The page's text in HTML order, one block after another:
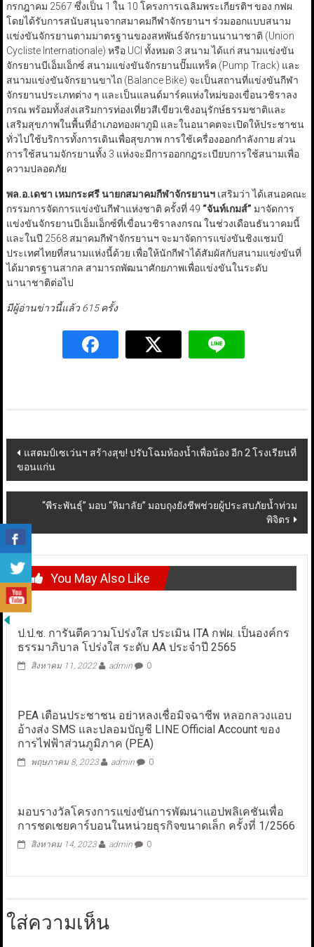
กรกฎาคม 2567 ซึ่งเป็น 1 ใน 10 โครงการเฉลิมพระเกียรติฯ ของ กฟผ.
โดยได้รับการสนับสนุนจากสมาคมกีฬาจักรยานฯ ร่วมออกแบบสนาม
แข่งขันจักรยานตามมาตรฐานของสหพันธ์จักรยานนานาชาติ (Union
Cycliste Internationale) หรือ UCI ทั้งหมด 3 สนาม ได้แก่ สนามแข่งขัน
จักรยานบีเอ็มเอ็กซ์ สนามแข่งขันจักรยานปั๊มแทร็ค (Pump Track) และ
สนามแข่งขันจักรยานขาไถ (Balance Bike) จะเป็นสถานที่แข่งขันกีฬา
จักรยานประเภทต่าง ๆ และเป็นแลนด์มาร์คแห่งใหม่ของเขื่อนวชิราลง
กรณ พร้อมทั้งส่งเสริมการท่องเที่ยวสีเขียวเชิงอนุรักษ์ธรรมชาติและ
เสริมสุขภาพในพื้นที่อำเภอทองผาภูมิ และในอนาคตจะเปิดให้ประชาชน
ทั่วไปใช้บริการทั้งการเดินเพื่อสุขภาพ การใช้เครื่องออกกำลังกาย ส่วน
การใช้สนามจักรยานทั้ง 3 แห่งจะมีการออกกฎระเบียบการใช้สนามเพื่อ
ความปลอดภัย
พล.อ.เดชา เหมกระศรี นายกสมาคมกีฬาจักรยานฯเสริมว่า ได้เสนอคณะ
กรรมการจัดการแข่งขันกีฬาแห่งชาติ ครั้งที่ 49 “จันท์เกมส์” มาจัดการ
แข่งขันจักรยานบีเอ็มเอ็กซ์ที่เขื่อนวชิราลงกรณ ในช่วงเดือนธันวาคมนี้
และในปี 2568 สมาคมกีฬาจักรยานฯ จะมาจัดการแข่งขันชิงแชมป์
ประเทศไทยที่สนามแห่งนี้ด้วย เพื่อให้นักกีฬาได้สัมผัสกับสนามแข่งขันที่
ได้มาตรฐานสากล สามารถพัฒนาศักยภาพเพื่อแข่งขันในระดับ
นานาชาติต่อไป
มีผู้อ่านข่าวนี้แล้ว 615 ครั้ง
Post
navigation
แสตมป์เซเว่นฯ สร้างสุข! ปรับโฉมห้องน้ำเพื่อน้อง อีก 2 โรงเรียนที่
ขอนแก่น
“พีระพันธุ์” มอบ “หิมาลัย” มอบถุงยังชีพช่วยผู้ประสบภัยน้ำท่วม
พิจิตร
You May Also Like
ป.ป.ช. การันตีความโปร่งใส ประเมิน ITA กฟผ. เป็นองค์กร
ธรรมาภิบาล โปร่งใส ระดับ AA ประจำปี 2565
สิงหาคม 11, 2022 admin 0
PEA เตือนประชาชน อย่าหลงเชื่อมิจฉาชีพ หลอกลวงแอบ
อ้างส่ง SMS และปลอมบัญชี LINE Official Account ของ
การไฟฟ้าส่วนภูมิภาค (PEA)
พฤษภาคม 8, 2023 admin 0
มอบรางวัลโครงการแข่งขันการพัฒนาแอปพลิเคชันเพื่อ
การชดเชยคาร์บอนในหน่วยธุรกิจขนาดเล็ก ครั้งที่ 1/2566
สิงหาคม 14, 2023 admin 0
ใส่ความเห็น